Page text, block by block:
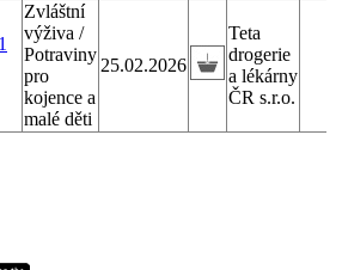
Zvláštní
výživa /
Potraviny
pro
kojence a
malé děti
25.02.2026
Teta
drogerie
a lékárny
ČR s.r.o.